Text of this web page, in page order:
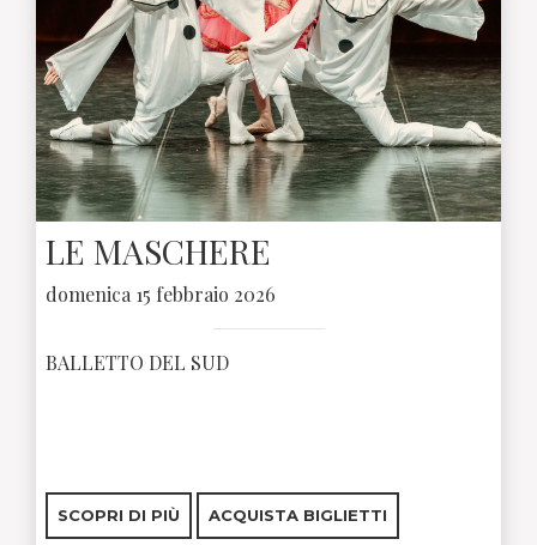
LE MASCHERE
domenica 15 febbraio 2026
BALLETTO DEL SUD
SCOPRI DI PIÙ ACQUISTA BIGLIETTI